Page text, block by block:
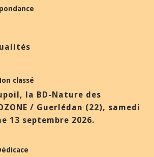
classé
la BD-Nature des
/ Guerlédan (22), samedi
13 septembre 2026.